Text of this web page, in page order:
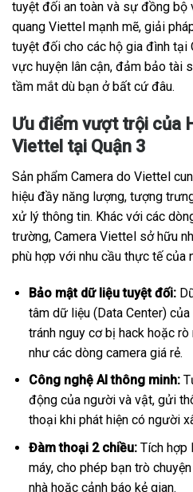
tuyệt đối an toàn và sự đồng bộ
quang Viettel mạnh mẽ, giải
tuyệt đối cho các hộ gia đình tại
vực huyện lân cận, đảm bảo tài
tầm mắt dù bạn ở bất cứ đâu.
Ưu điểm vượt trội của
Viettel tại Quận 3
Sản phẩm Camera do Viettel
hiệu đầy năng lượng, tượng
xử lý thông tin. Khác với các
trường, Camera Viettel sở hữu
phù hợp với nhu cầu thực tế của
Bảo mật dữ liệu tuyệt đối:
tâm dữ liệu (Data Center)
tránh nguy cơ bị hack hoặc
như các dòng camera giá rẻ.
Công nghệ AI thông minh:
động của người và vật, gửi
thoại khi phát hiện có người
Đàm thoại 2 chiều:Tích hợp
máy, cho phép bạn trò
nhà hoặc cảnh báo kẻ gian.